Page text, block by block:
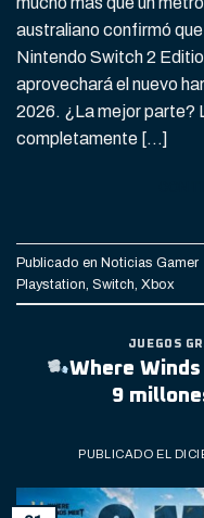
australiano confirmó
Nintendo Switch 2
aprovechará el nuevo
2026. ¿La mejor parte?
completamente […]
Publicado en Noticias Gamer
Playstation Switch Xbox
JUEGOS
Where
9
PUBLICADO EL